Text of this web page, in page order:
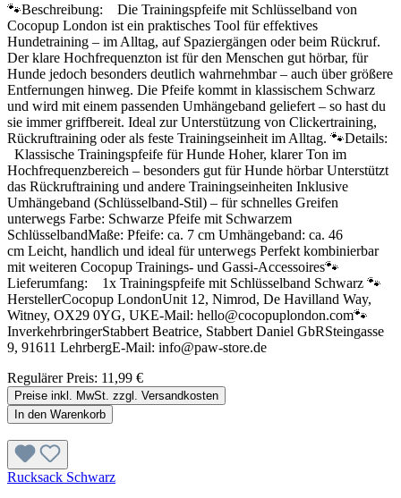
🐾Beschreibung: Die Trainingspfeife mit Schlüsselband von
Cocopup London ist ein praktisches Tool für effektives
Hundetraining – im Alltag, auf Spaziergängen oder beim Rückruf.
Der klare Hochfrequenzton ist für den Menschen gut hörbar, für
Hunde jedoch besonders deutlich wahrnehmbar – auch über größere
Entfernungen hinweg. Die Pfeife kommt in klassischem Schwarz
und wird mit einem passenden Umhängeband geliefert – so hast du
sie immer griffbereit. Ideal zur Unterstützung von Clickertraining,
Rückruftraining oder als feste Trainingseinheit im Alltag. 🐾Details:
Klassische Trainingspfeife für Hunde Hoher, klarer Ton im
Hochfrequenzbereich – besonders gut für Hunde hörbar Unterstützt
das Rückruftraining und andere Trainingseinheiten Inklusive
Umhängeband (Schlüsselband-Stil) – für schnelles Greifen
unterwegs Farbe: Schwarze Pfeife mit Schwarzem
SchlüsselbandMaße: Pfeife: ca. 7 cm Umhängeband: ca. 46
cm Leicht, handlich und ideal für unterwegs Perfekt kombinierbar
mit weiteren Cocopup Trainings- und Gassi-Accessoires🐾
Lieferumfang: 1x Trainingspfeife mit Schlüsselband Schwarz 🐾
HerstellerCocopup LondonUnit 12, Nimrod, De Havilland Way,
Witney, OX29 0YG, UKE-Mail: hello@cocopuplondon.com🐾
InverkehrbringerStabbert Beatrice, Stabbert Daniel GbRSteingasse
9, 91611 LehrbergE-Mail: info@paw-store.de
Regulärer Preis: 11,99 €
Preise inkl. MwSt. zzgl. Versandkosten
In den Warenkorb
Rucksack Schwarz